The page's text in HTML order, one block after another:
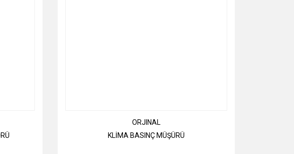
ORJINAL
KLİMA BASINÇ MÜŞÜRÜ